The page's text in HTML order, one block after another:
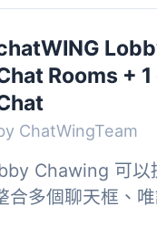
Rooms + 1
ChatWingTeam
Chawing 可以
合多個聊天框、